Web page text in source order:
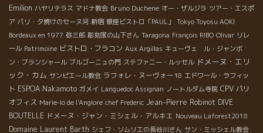
Emilion ハヤリテラス マドナ教会 Bruno Duchene オー・ザルジラ ツアー・エスポ
ア パリ・夕焼けのセーヌ河 新宿 銀座ビストロ「PAUL」
Tokyo Toyosu AOKI
Bordeaux en 1977 弥三郎 彫刻家の山下さん Taragona François RIBO Olivar リレ
ール Patrimoine ビストロ・フラコン Aux Argillas キューヴェ ル・ジャンボ
ン・ブランシャール ブルゴーニュの門 ステファニー・ルッセル ドメーヌ・エリ
ック・カム サンピエール教会 ラフォレ・ヌーヴォー18 エドワール・ラフィッ
ト ESPOA Nakamoto ガメイ Languedoc Assignan ノートルダム寺院 CPV パリ
オフィス Marie-lo de l'Anglore chef Frederic Jean-Pierre Robinot DIVE
BOUTELLE ドメーヌ・ジャン・ミシェル・アルキエ Nouveau Laforest2018
Domaine Laurent Barth シェフ・ソムリエの長谷川さん サン・ミッシェル教会